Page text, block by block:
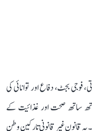
بجٹ، دفاع اور توانائی کی
ساتھ صحت اور غذائیت کے
قانون غیر قانونی تارکین وطن